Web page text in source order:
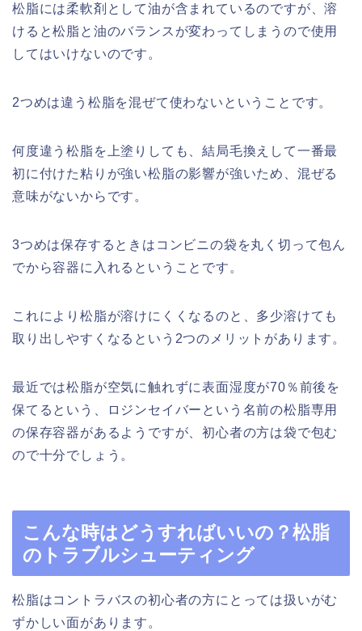
松脂には柔軟剤として油が含まれているのですが、溶
けると松脂と油のバランスが変わってしまうので使用
してはいけないのです。
2つめは違う松脂を混ぜて使わないということです。
何度違う松脂を上塗りしても、結局毛換えして一番最
初に付けた粘りが強い松脂の影響が強いため、混ぜる
意味がないからです。
3つめは保存するときはコンビニの袋を丸く切って包ん
でから容器に入れるということです。
これにより松脂が溶けにくくなるのと、多少溶けても
取り出しやすくなるという2つのメリットがあります。
最近では松脂が空気に触れずに表面湿度が70％前後を
保てるという、ロジンセイバーという名前の松脂専用
の保存容器があるようですが、初心者の方は袋で包む
ので十分でしょう。
こんな時はどうすればいいの？松脂
のトラブルシューティング
松脂はコントラバスの初心者の方にとっては扱いがむ
ずかしい面があります。